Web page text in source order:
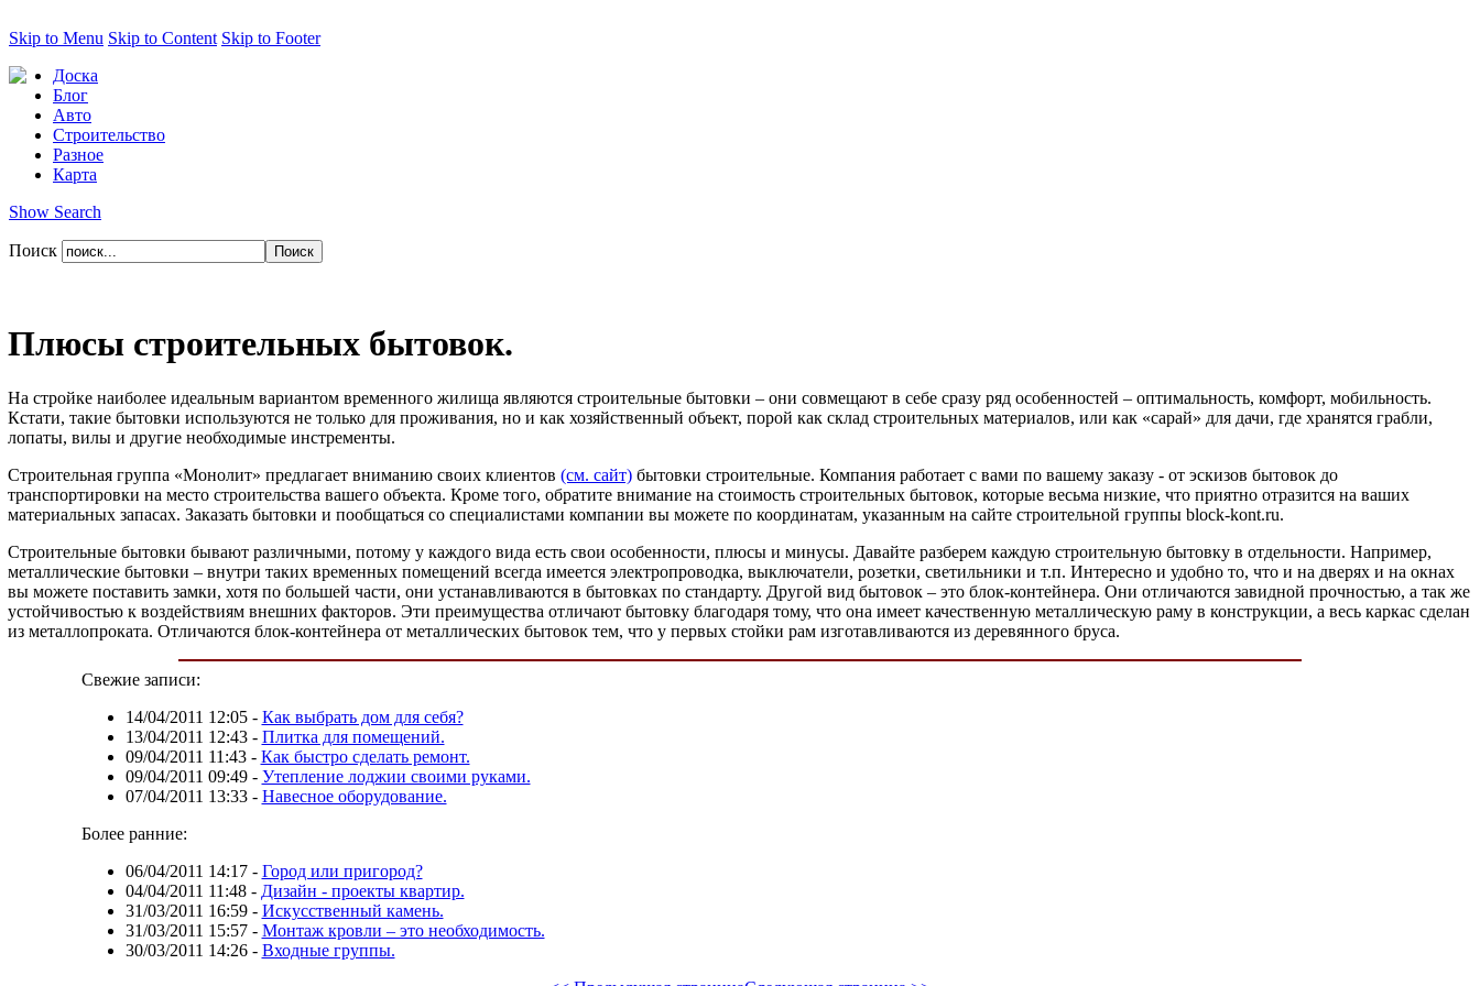
Skip to Menu Skip to Content Skip to Footer
Доска
Блог
Авто
Строительство
Разное
Карта
Show Search
Поиск
Плюсы строительных бытовок.
На стройке наиболее идеальным вариантом временного жилища являются строительные бытовки – они совмещают в себе сразу ряд особенностей – оптимальность, комфорт, мобильность.
Кстати, такие бытовки используются не только для проживания, но и как хозяйственный объект, порой как склад строительных материалов, или как «сарай» для дачи, где хранятся грабли,
лопаты, вилы и другие необходимые инстременты.
Строительная группа «Монолит» предлагает вниманию своих клиентов (см. сайт) бытовки строительные. Компания работает с вами по вашему заказу - от эскизов бытовок до
транспортировки на место строительства вашего объекта. Кроме того, обратите внимание на стоимость строительных бытовок, которые весьма низкие, что приятно отразится на ваших
материальных запасах. Заказать бытовки и пообщаться со специалистами компании вы можете по координатам, указанным на сайте строительной группы block-kont.ru.
Строительные бытовки бывают различными, потому у каждого вида есть свои особенности, плюсы и минусы. Давайте разберем каждую строительную бытовку в отдельности. Например,
металлические бытовки – внутри таких временных помещений всегда имеется электропроводка, выключатели, розетки, светильники и т.п. Интересно и удобно то, что и на дверях и на окнах
вы можете поставить замки, хотя по большей части, они устанавливаются в бытовках по стандарту. Другой вид бытовок – это блок-контейнера. Они отличаются завидной прочностью, а так же
устойчивостью к воздействиям внешних факторов. Эти преимущества отличают бытовку благодаря тому, что она имеет качественную металлическую раму в конструкции, а весь каркас сделан
из металлопроката. Отличаются блок-контейнера от металлических бытовок тем, что у первых стойки рам изготавливаются из деревянного бруса.
Свежие записи:
14/04/2011 12:05- Как выбрать дом для себя?
13/04/2011 12:43- Плитка для помещений.
09/04/2011 11:43- Как быстро сделать ремонт.
09/04/2011 09:49- Утепление лоджии своими руками.
07/04/2011 13:33- Навесное оборудование.
Более ранние:
06/04/2011 14:17- Город или пригород?
04/04/2011 11:48- Дизайн - проекты квартир.
31/03/2011 16:59- Искусственный камень.
31/03/2011 15:57- Монтаж кровли – это необходимость.
30/03/2011 14:26- Входные группы.